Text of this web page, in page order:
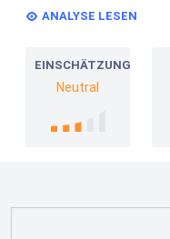
ANALYSE LESEN
EINSCHÄTZUNG
Neutral